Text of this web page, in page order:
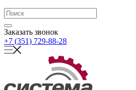
Заказать звонок
+7 (351) 729-88-28